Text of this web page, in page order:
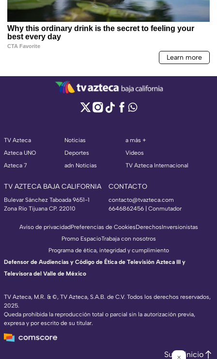
TV Azteca
Azteca UNO
Azteca 7
Noticias
Deportes
adn Noticias
a más +
Videos
TV Azteca Internacional
TV AZTECA BAJA CALIFORNIA
Bulevar Sánchez Taboada 9651-1
Zona Río Tijuana CP. 22010
CONTACTO
contacto@tvazteca.com
6646862456 | Conmutador
TV Azteca, M.R. & ©, TV Azteca, S.A.B. de C.V. Todos los derechos reservados,
2025.
Queda prohibida la reproducción total o parcial sin la autorización previa,
expresa y por escrito de su titular.
Aviso de privacidadPreferencias de CookiesDerechosInversionistas
Promo EspacioTrabaja con nosotros
Programa de ética, integridad y cumplimiento
Defensor de Audiencias y Código de Ética de Televisión Azteca III y
Televisora del Valle de México
Subir inicio